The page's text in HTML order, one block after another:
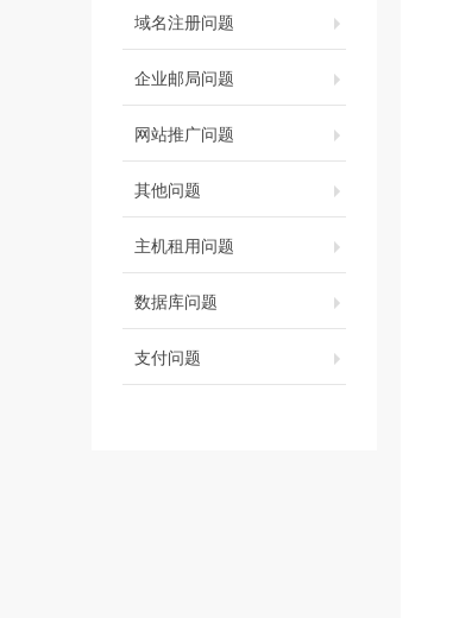
域名注册问题
企业邮局问题
网站推广问题
其他问题
主机租用问题
数据库问题
支付问题